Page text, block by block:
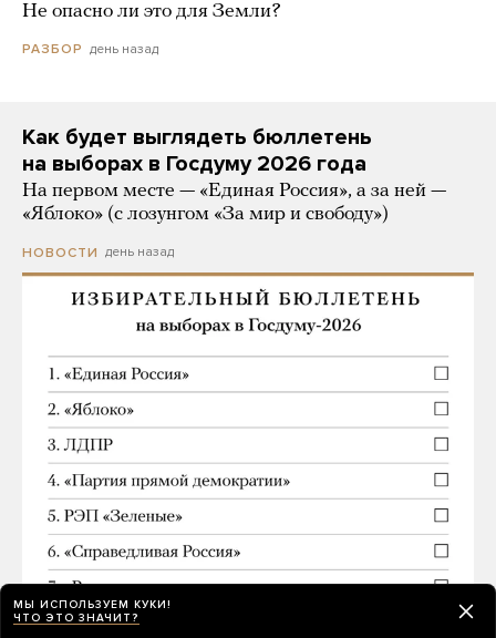
Не опасно ли это для Земли?
РАЗБОР день назад
Как будет выглядеть бюллетень
на выборах в Госдуму 2026 года
На первом месте — «Единая Россия», а за ней —
«Яблоко» (с лозунгом «За мир и свободу»)
НОВОСТИ день назад
МЫ ИСПОЛЬЗУЕМ КУКИ!
ЧТО ЭТО ЗНАЧИТ?